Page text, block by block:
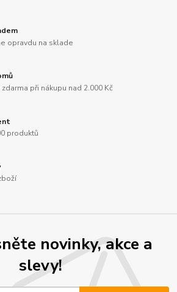
opravdu na sklade
při nákupu nad 2.000 Kč
produktů
novinky, akce a
slevy!